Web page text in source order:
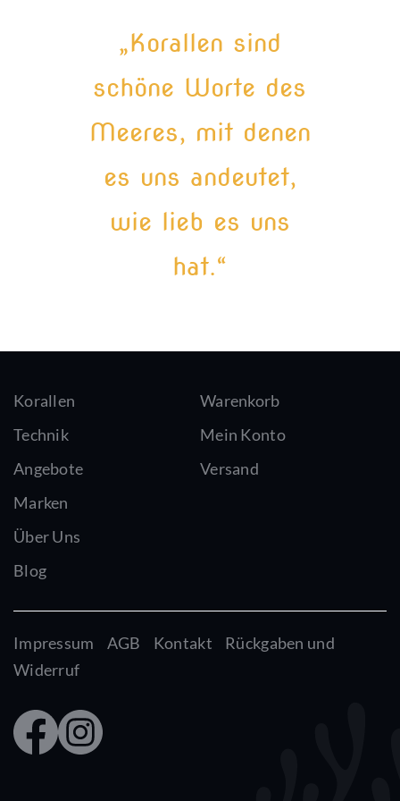
„Korallen sind
schöne Worte des
Meeres, mit denen
es uns andeutet,
wie lieb es uns
hat.“
Korallen
Technik
Angebote
Marken
Über Uns
Blog
Warenkorb
Mein Konto
Versand
Impressum AGB Kontakt
Rückgaben und
Widerruf
Faceb
ook
Insta
gram